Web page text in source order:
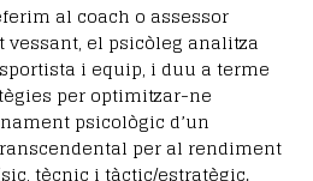
al coach o assessor
vessant, el psicòleg analitza
i equip, i duu a terme
per optimitzar-ne
psicològic d’un
per al rendiment
tècnic i tàctic/estratègic.